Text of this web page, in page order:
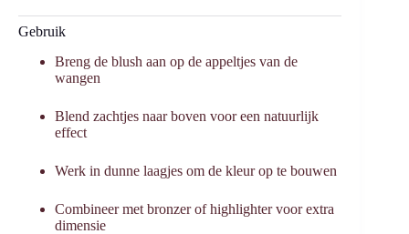
Gebruik
Breng de blush aan op de appeltjes van de
wangen
Blend zachtjes naar boven voor een natuurlijk
effect
Werk in dunne laagjes om de kleur op te bouwen
Combineer met bronzer of highlighter voor extra
dimensie